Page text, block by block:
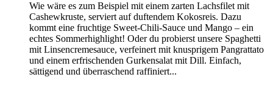
Wie wäre es zum Beispiel mit einem zarten Lachsfilet mit
Cashewkruste, serviert auf duftendem Kokosreis. Dazu
kommt eine fruchtige Sweet-Chili-Sauce und Mango – ein
echtes Sommerhighlight! Oder du probierst unsere Spaghetti
mit Linsencremesauce, verfeinert mit knusprigem Pangrattato
und einem erfrischenden Gurkensalat mit Dill. Einfach,
sättigend und überraschend raffiniert...